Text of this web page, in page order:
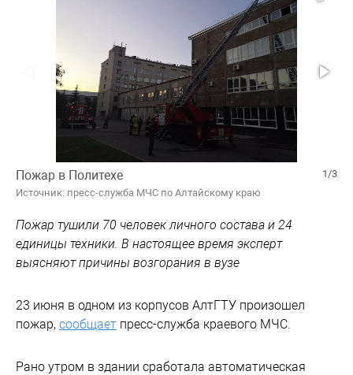
1/3
Пожар в Политехе
Источник: пресс-служба МЧС по Алтайскому краю
Пожар тушили 70 человек личного состава и 24
единицы техники. В настоящее время эксперт
выясняют причины возгорания в вузе
23 июня в одном из корпусов АлтГТУ произошел
пожар, сообщает пресс-служба краевого МЧС.
Рано утром в здании сработала автоматическая